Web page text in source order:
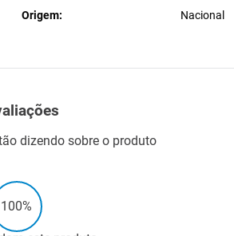
Origem
Nacional
dizendo sobre o produto
100%